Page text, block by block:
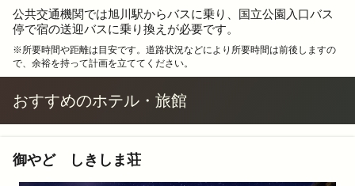
公共交通機関では旭川駅からバスに乗り、国立公園入口バス
停で宿の送迎バスに乗り換えが必要です。
※所要時間や距離は目安です。道路状況などにより所要時間は前後しますの
で、余裕を持って計画を立ててください。
おすすめのホテル・旅館
御やど しきしま荘